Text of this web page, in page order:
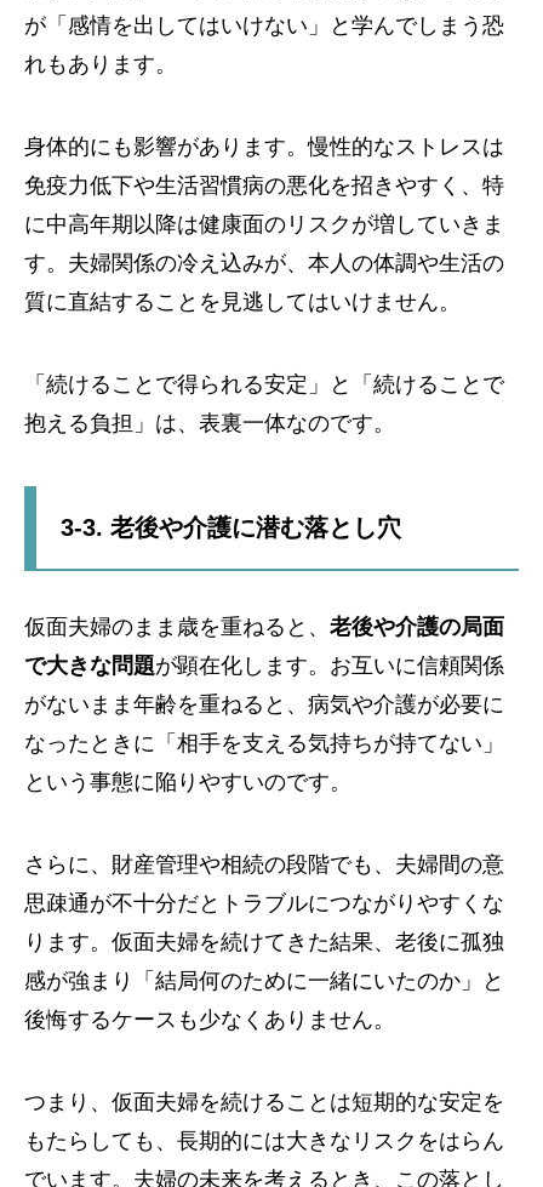
が「感情を出してはいけない」と学んでしまう恐
れもあります。
身体的にも影響があります。慢性的なストレスは
免疫力低下や生活習慣病の悪化を招きやすく、特
に中高年期以降は健康面のリスクが増していきま
す。夫婦関係の冷え込みが、本人の体調や生活の
質に直結することを見逃してはいけません。
「続けることで得られる安定」と「続けることで
抱える負担」は、表裏一体なのです。
3-3. 老後や介護に潜む落とし穴
仮面夫婦のまま歳を重ねると、 老後や介護の局面
で大きな問題が顕在化します。お互いに信頼関係
がないまま年齢を重ねると、病気や介護が必要に
なったときに「相手を支える気持ちが持てない」
という事態に陥りやすいのです。
さらに、財産管理や相続の段階でも、夫婦間の意
思疎通が不十分だとトラブルにつながりやすくな
ります。仮面夫婦を続けてきた結果、老後に孤独
感が強まり「結局何のために一緒にいたのか」と
後悔するケースも少なくありません。
つまり、仮面夫婦を続けることは短期的な安定を
もたらしても、長期的には大きなリスクをはらん
でいます。夫婦の未来を考えるとき、この落とし